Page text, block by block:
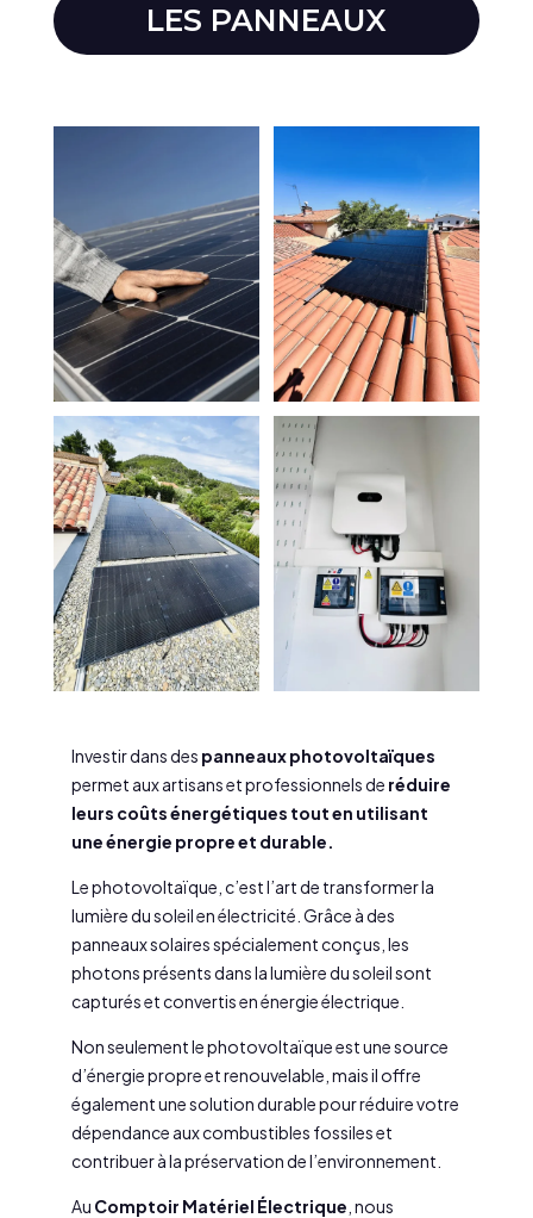
LES PANNEAUX
Investir dans des panneaux photovoltaïques
permet aux artisans et professionnels de réduire
leurs coûts énergétiques tout en utilisant
une énergie propre et durable.
Le photovoltaïque, c’est l’art de transformer la
lumière du soleil en électricité. Grâce à des
panneaux solaires spécialement conçus, les
photons présents dans la lumière du soleil sont
capturés et convertis en énergie électrique.
Non seulement le photovoltaïque est une source
d’énergie propre et renouvelable, mais il offre
également une solution durable pour réduire votre
dépendance aux combustibles fossiles et
contribuer à la préservation de l’environnement.
Au Comptoir Matériel Électrique , nous